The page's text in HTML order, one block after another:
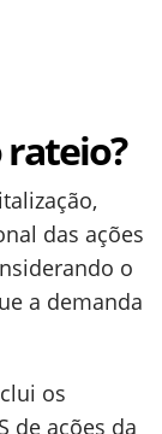
das ações
o
a demanda
os
de ações da